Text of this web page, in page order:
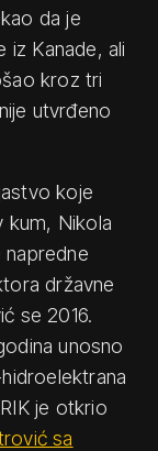
da je
Kanade, ali
kroz tri
utvrđeno
koje
kum, Nikola
državne
se 2016.
unosno
je otkrio
sa